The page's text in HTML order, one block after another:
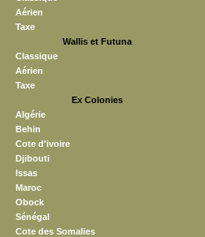
Aérien
Taxe
Wallis et Futuna
Classique
Aérien
Taxe
Ex Colonies
Algérie
Behin
Cote d'ivoire
Djibouti
Issas
Maroc
Obock
Sénégal
Cote des Somalies